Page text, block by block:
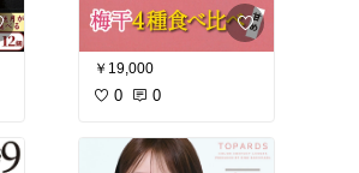
￥19,000
0 0